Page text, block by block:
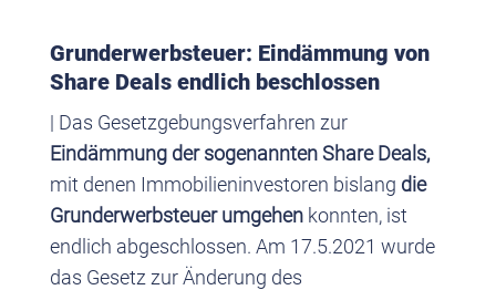
Grunderwerbsteuer: Eindämmung von
Share Deals endlich beschlossen
| Das Gesetzgebungsverfahren zur
Eindämmung der sogenannten Share Deals,
mit denen Immobilieninvestoren bislang die
Grunderwerbsteuer umgehenkonnten, ist
endlich abgeschlossen. Am 17.5.2021 wurde
das Gesetz zur Änderung des